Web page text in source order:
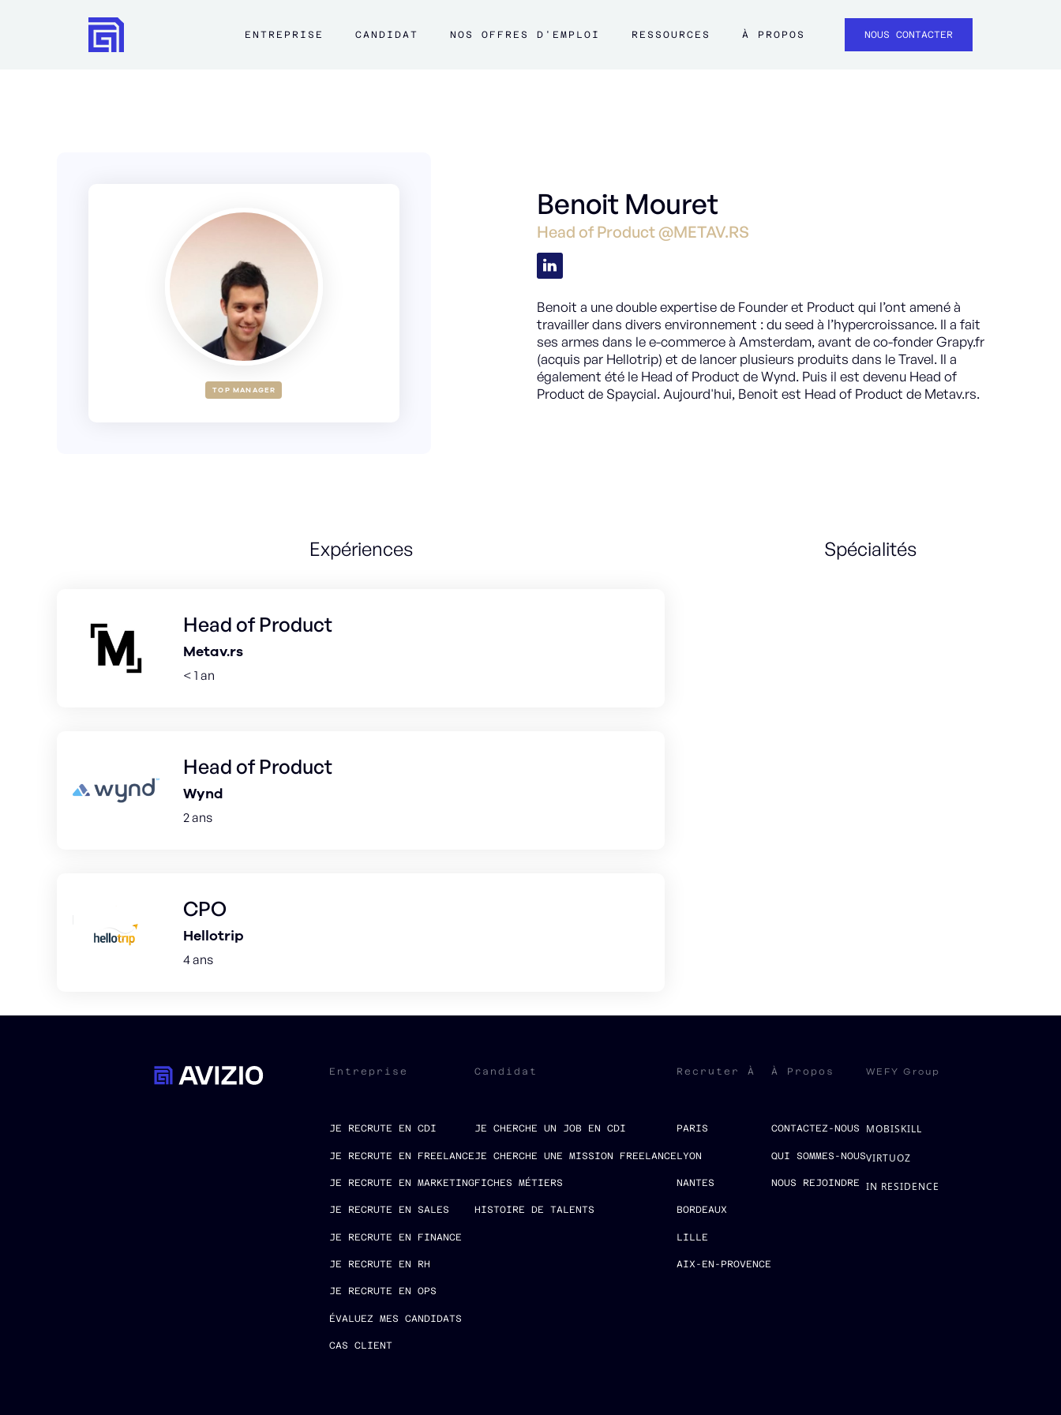
ENTREPRISE CANDIDAT NOS OFFRES D'EMPLOI RESSOURCES À PROPOS NOUS CONTACTER
TOP MANAGER
Benoit Mouret
Head of Product @METAV.RS
Benoit a une double expertise de Founder et Product qui l’ont amené à
travailler dans divers environnement : du seed à l’hypercroissance. Il a fait
ses armes dans le e-commerce à Amsterdam, avant de co-fonder Grapy.fr
(acquis par Hellotrip) et de lancer plusieurs produits dans le Travel. Il a
également été le Head of Product de Wynd. Puis il est devenu Head of
Product de Spaycial. Aujourd'hui, Benoit est Head of Product de Metav.rs.
Expériences
Head of Product
Metav.rs
< 1 an
Head of Product
Wynd
2 ans
CPO
Hellotrip
4 ans
Spécialités
Entreprise
JE RECRUTE EN CDI
JE RECRUTE EN FREELANCE
JE RECRUTE EN MARKETING
JE RECRUTE EN SALES
JE RECRUTE EN FINANCE
JE RECRUTE EN RH
JE RECRUTE EN OPS
ÉVALUEZ MES CANDIDATS
CAS CLIENT
Candidat
JE CHERCHE UN JOB EN CDI
JE CHERCHE UNE MISSION FREELANCE
FICHES MÉTIERS
HISTOIRE DE TALENTS
Recruter À
PARIS
LYON
NANTES
BORDEAUX
LILLE
AIX-EN-PROVENCE
À Propos
CONTACTEZ-NOUS
QUI SOMMES-NOUS
NOUS REJOINDRE
WEFY Group
MOBISKILL
VIRTUOZ
IN RESIDENCE